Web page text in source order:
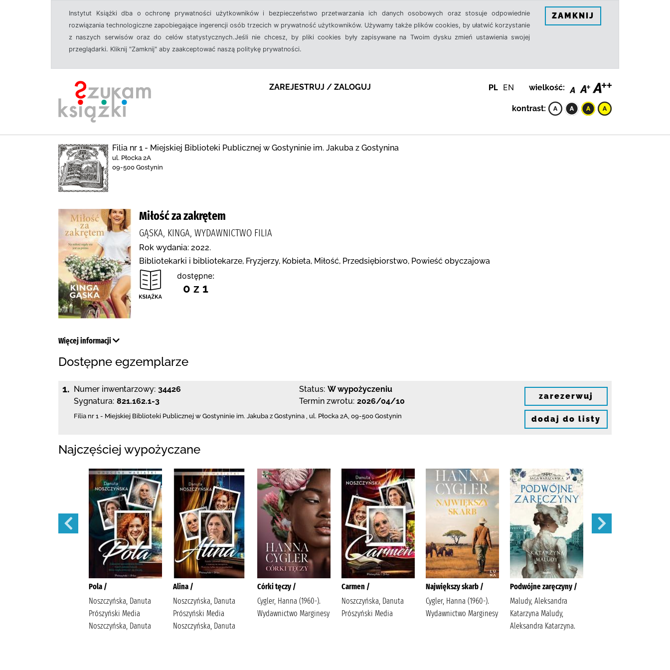
Instytut Książki dba o ochronę prywatności użytkowników i bezpieczeństwo przetwarzania ich danych osobowych oraz stosuje odpowiednie
rozwiązania technologiczne zapobiegające ingerencji osób trzecich w prywatność użytkowników. Używamy także plików cookies, by ułatwić korzystanie
z naszych serwisów oraz do celów statystycznych.Jeśli nie chcesz, by pliki cookies były zapisywane na Twoim dysku zmień ustawienia swojej
przeglądarki. Kliknij "Zamknij" aby zaakceptować naszą politykę prywatności.
ZAMKNIJ
ZAREJESTRUJ / ZALOGUJ PL EN wielkość:
kontrast:
Filia nr 1 - Miejskiej Biblioteki Publicznej w Gostyninie im. Jakuba z Gostynina
ul. Płocka 2A
09-500 Gostynin
Miłość za zakrętem
GĄSKA, KINGA, WYDAWNICTWO FILIA
Rok wydania: 2022.
Bibliotekarki i bibliotekarze, Fryzjerzy, Kobieta, Miłość, Przedsiębiorstwo, Powieść obyczajowa
dostępne:
0 z 1
Więcej informacji
Dostępne egzemplarze
1. Numer inwentarzowy: 34426
Sygnatura: 821.162.1-3
Status: W wypożyczeniu
Termin zwrotu: 2026/04/10
Filia nr 1 - Miejskiej Biblioteki Publicznej w Gostyninie im. Jakuba z Gostynina , ul. Płocka 2A, 09-500 Gostynin
zarezerwuj
dodaj do listy
Najczęściej wypożyczane
Pola /
Noszczyńska, Danuta
Prószyński Media
Noszczyńska, Danuta
Alina /
Noszczyńska, Danuta
Prószyński Media
Noszczyńska, Danuta
Córki tęczy /
Cygler, Hanna (1960-).
Wydawnictwo Marginesy
Carmen /
Noszczyńska, Danuta
Prószyński Media
Największy skarb /
Cygler, Hanna (1960-).
Wydawnictwo Marginesy
Podwójne zaręczyny /
Maludy, Aleksandra
Katarzyna Maludy,
Aleksandra Katarzyna.